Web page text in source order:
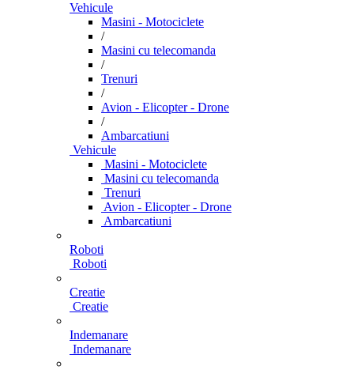
Vehicule
Masini - Motociclete
/
Masini cu telecomanda
/
Trenuri
/
Avion - Elicopter - Drone
/
Ambarcatiuni
Vehicule
Masini - Motociclete
Masini cu telecomanda
Trenuri
Avion - Elicopter - Drone
Ambarcatiuni
Roboti
Roboti
Creatie
Creatie
Indemanare
Indemanare